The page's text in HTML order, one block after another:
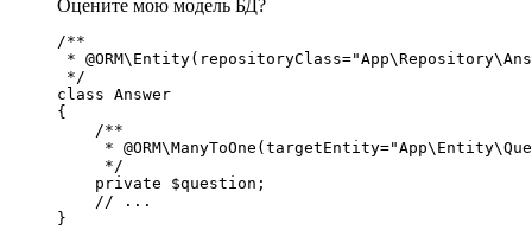
Оцените мою модель БД?
/**
*
*/
class Answer
{
    /**
*
     */
    private $question;
    // ...
}